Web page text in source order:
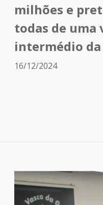
milhões e
todas de uma
intermédio da
16/12/2024